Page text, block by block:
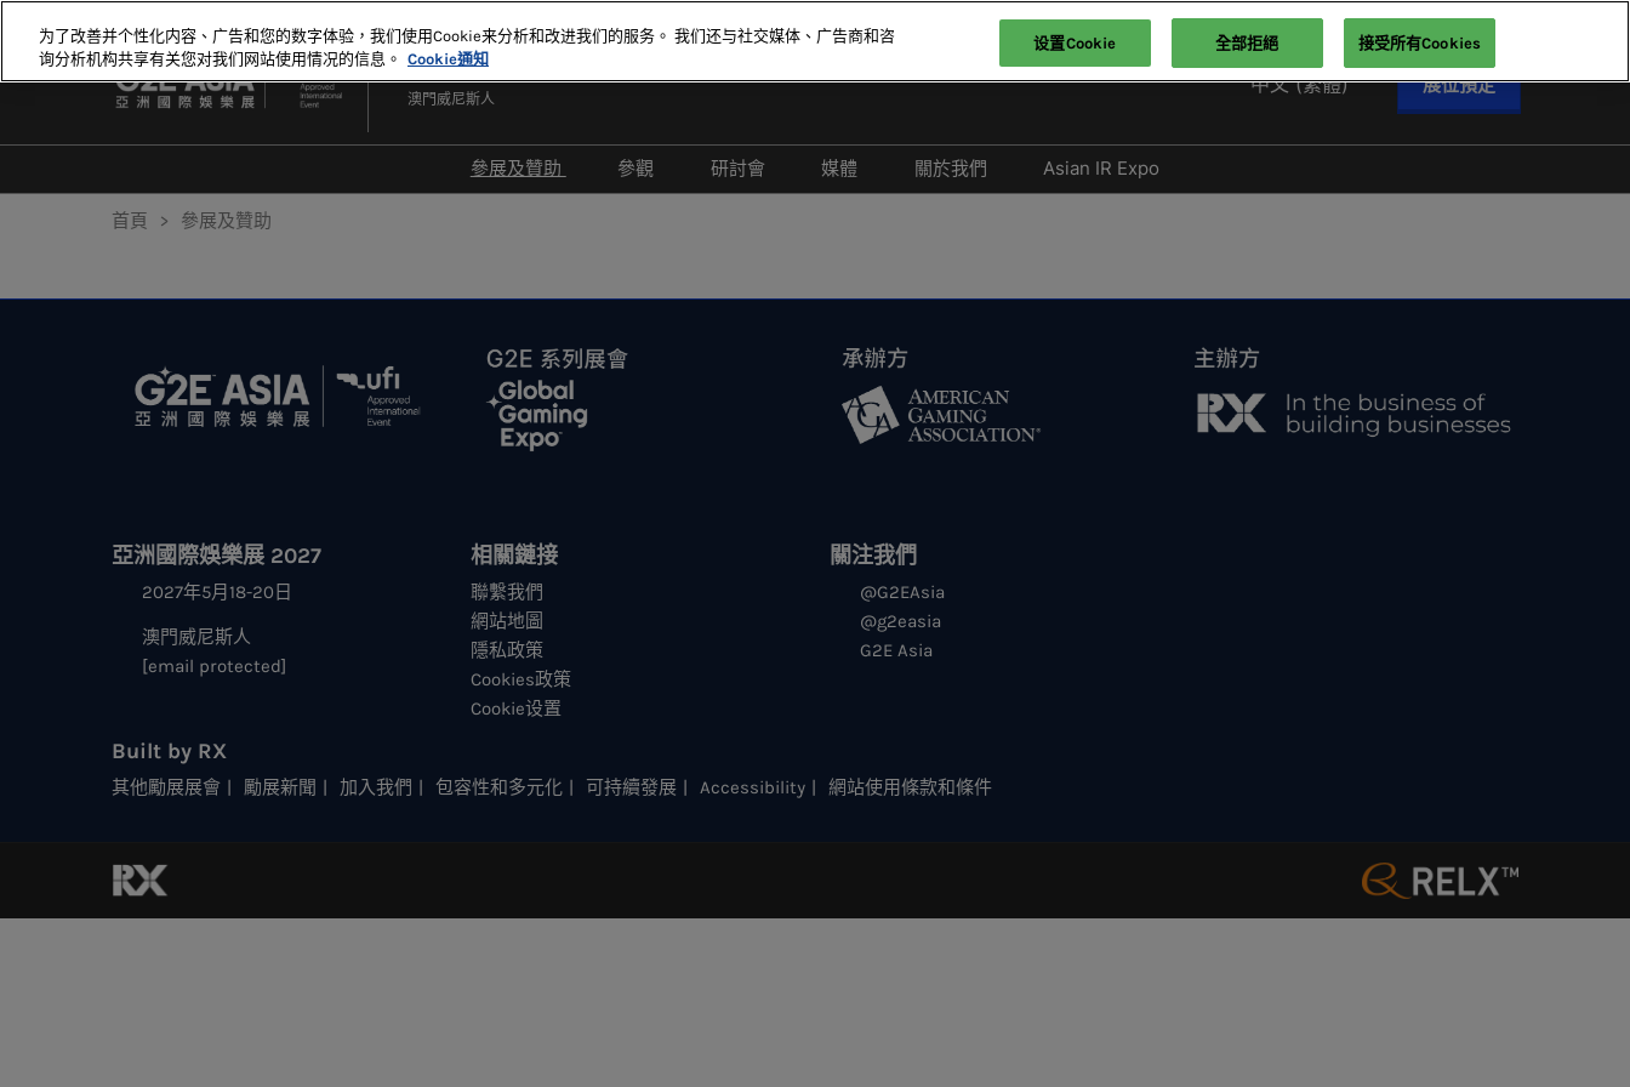
接
跳
轉
容
2027年5月18-20日
澳門威尼斯人
中文 (繁體) 展位預定
參展及贊助
2026 產品名錄
參觀
科技論壇
研討會
2026 演講嘉賓名錄
負責任博彩論壇
2026 亞洲綜合度假休閒產業
媒體
關於我們
Asian IR Expo
首頁 參展及贊助
亞洲國際娛樂展 2027
2027年5月18-20日
澳門威尼斯人
[email protected]
相關鏈接
聯繫我們
網站地圖
隱私政策
Cookies政策
Cookie设置
關注我們
@G2EAsia
@g2easia
G2E Asia
Built by RX
其他勵展展會 勵展新聞 加入我們 包容性和多元化 可持續發展 Accessibility 網站使用條款和條件
为了改善并个性化内容、广告和您的数字体验，我们使用Cookie来分析和改进我们的服务。 我们还与社交媒体、广告商和咨
询分析机构共享有关您对我们网站使用情况的信息。 Cookie通知
设置Cookie 全部拒絕 接受所有Cookies